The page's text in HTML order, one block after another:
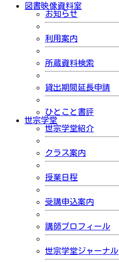
図書映像資料室
お知らせ
利用案内
所蔵資料検索
貸出期間延長申請
ひとこと書評
世宗学堂
世宗学堂紹介
クラス案内
授業日程
受講申込案内
講師プロフィール
世宗学堂ジャーナル